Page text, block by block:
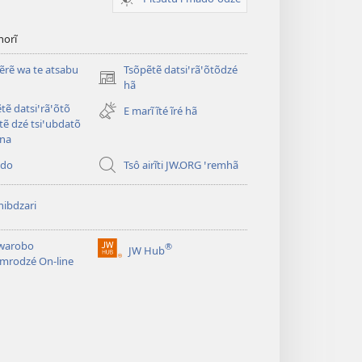
wa te atsabu
Tsõpẽtẽ datsiꞌrãꞌõtõdzé
hã
(opens
new
window)
datsiꞌrãꞌõtõ
dzé tsiꞌubdatõ
E marĩ ĩté ĩré hã
Tsô airĩti JW.ORG ꞌremhã
On-line
JW Hub®
(opens